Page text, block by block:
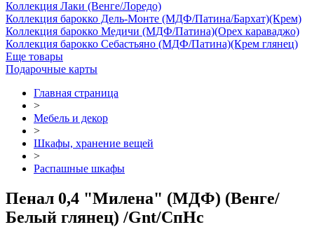
Коллекция Лаки (Венге/Лоредо)
Коллекция барокко Дель-Монте (МДФ/Патина/Бархат)(Крем)
Коллекция барокко Медичи (МДФ/Патина)(Орех караваджо)
Коллекция барокко Себастьяно (МДФ/Патина)(Крем глянец)
Еще товары
Подарочные карты
Главная страница
>
Мебель и декор
>
Шкафы, хранение вещей
>
Распашные шкафы
Пенал 0,4 "Милена" (МДФ) (Венге/
Белый глянец) /Gnt/СпНс